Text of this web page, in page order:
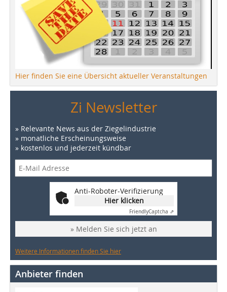
Hier finden Sie eine Übersicht aktueller Veranstaltungen
Zi Newsletter
» Relevante News aus der Ziegelindustrie
» monatliche Erscheinungsweise
» kostenlos und jederzeit kündbar
Anti-Roboter-Verifizierung
Hier klicken
FriendlyCaptcha ⇗
» Melden Sie sich jetzt an
Weitere Informationen finden Sie hier
Anbieter finden